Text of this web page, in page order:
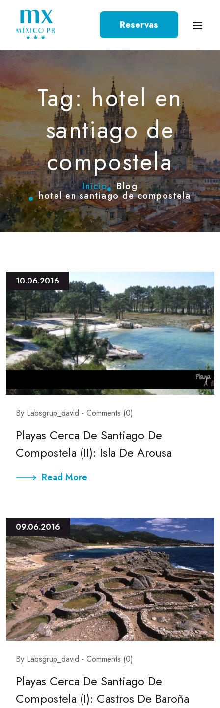
Reservas
Tag: hotel en
santiago de
compostela
Inicio Blog
hotel en santiago de compostela
10.06.2016
By Labsgrup_david - Comments (0)
Playas Cerca De Santiago De
Compostela (II): Isla De Arousa
Read More
09.06.2016
By Labsgrup_david - Comments (0)
Playas Cerca De Santiago De
Compostela (I): Castros De Baroña